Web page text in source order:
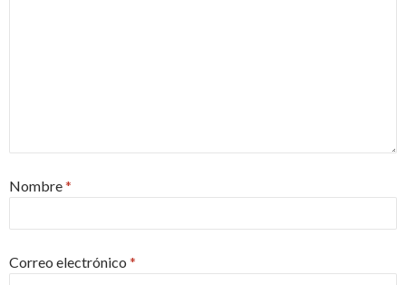
Nombre*
Correo electrónico *